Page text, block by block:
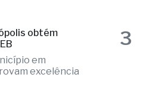
obtém
em
excelência
3